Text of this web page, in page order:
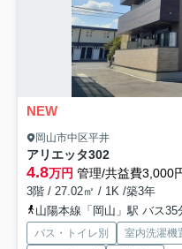
NEW
岡山市中区平井
アリエッタ302
4.8万円 管理/共益費3,000
3階 / 27.02㎡ / 1K /築3年
山陽本線「岡山」駅 バス
バス・トイレ別 室内洗濯機